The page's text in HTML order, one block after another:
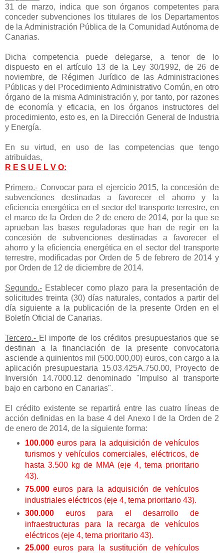
31 de marzo, indica que son órganos competentes para
conceder subvenciones los titulares de los Departamentos
de la Administración Pública de la Comunidad Autónoma de
Canarias.
Dicha competencia puede delegarse, a tenor de lo
dispuesto en el artículo 13 de la Ley 30/1992, de 26 de
noviembre, de Régimen Jurídico de las Administraciones
Públicas y del Procedimiento Administrativo Común, en otro
órgano de la misma Administración y, por tanto, por razones
de economía y eficacia, en los órganos instructores del
procedimiento, esto es, en la Dirección General de Industria
y Energía.
En su virtud, en uso de las competencias que tengo
atribuidas,
R E S U E L V O:
Primero.- Convocar para el ejercicio 2015, la concesión de
subvenciones destinadas a favorecer el ahorro y la
eficiencia energética en el sector del transporte terrestre, en
el marco de la Orden de 2 de enero de 2014, por la que se
aprueban las bases reguladoras que han de regir en la
concesión de subvenciones destinadas a favorecer el
ahorro y la eficiencia energética en el sector del transporte
terrestre, modificadas por Orden de 5 de febrero de 2014 y
por Orden de 12 de diciembre de 2014.
Segundo.- Establecer como plazo para la presentación de
solicitudes treinta (30) días naturales, contados a partir del
día siguiente a la publicación de la presente Orden en el
Boletín Oficial de Canarias.
Tercero.- El importe de los créditos presupuestarios que se
destinan a la financiación de la presente convocatoria
asciende a quinientos mil (500.000,00) euros, con cargo a la
aplicación presupuestaria 15.03.425A.750.00, Proyecto de
Inversión 14.7000.12 denominado "Impulso al transporte
bajo en carbono en Canarias".
El crédito existente se repartirá entre las cuatro líneas de
acción definidas en la base 4 del Anexo I de la Orden de 2
de enero de 2014, de la siguiente forma:
100.000euros para la adquisición de vehículos
turismos y vehículos comerciales, eléctricos, de
hasta 3.500 kg de MMA (eje 4, tema prioritario
43).
75.000euros para la adquisición de vehículos
industriales eléctricos (eje 4, tema prioritario 43).
300.000euros para el desarrollo de
infraestructuras para la recarga de vehículos
eléctricos (eje 4, tema prioritario 43).
25.000euros para la sustitución de vehículos